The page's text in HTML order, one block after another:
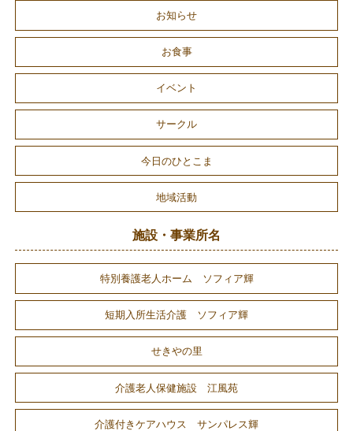
お知らせ
お食事
イベント
サークル
今日のひとこま
地域活動
施設・事業所名
特別養護老人ホーム ソフィア輝
短期入所生活介護 ソフィア輝
せきやの里
介護老人保健施設 江風苑
介護付きケアハウス サンパレス輝